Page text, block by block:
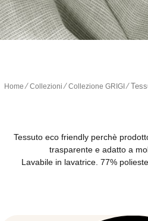
Home∕Collezioni∕Collezione GRIGI∕
Tessuto eco friendly perchè
trasparente e adatto a
Lavabile in lavatrice. 77%